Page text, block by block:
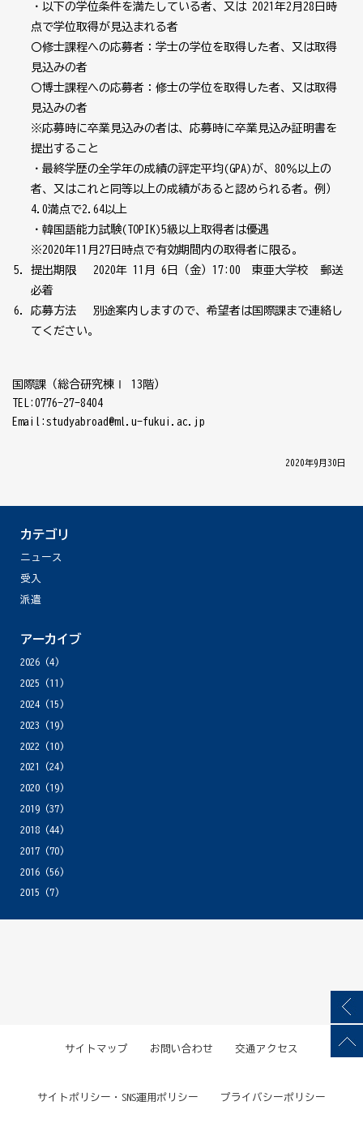
・以下の学位条件を満たしている者、又は 2021年2月28日時
点で学位取得が見込まれる者
〇修士課程への応募者：学士の学位を取得した者、又は取得
見込みの者
〇博士課程への応募者：修士の学位を取得した者、又は取得
見込みの者
※応募時に卒業見込みの者は、応募時に卒業見込み証明書を
提出すること
・最終学歴の全学年の成績の評定平均(GPA)が、80％以上の
者、又はこれと同等以上の成績があると認められる者。例）
4.0満点で2.64以上
・韓国語能力試験(TOPIK)5級以上取得者は優遇
※2020年11月27日時点で有効期間内の取得者に限る。
提出期限 2020年 11月 6日（金）17:00 東亜大学校 郵送
必着
応募方法 別途案内しますので、希望者は国際課まで連絡し
てください。
国際課（総合研究棟Ⅰ 13階）
TEL:0776-27-8404
Email:studyabroad@ml.u-fukui.ac.jp
│ 2020年9月30日 │
カテゴリ
ニュース
受入
派遣
アーカイブ
2026(4)
2025 (11)
2024(15)
2023 (19)
2022 (10)
2021
(24)
2020(19)
2019(37)
2018(44)
2017(70)
2016(56)
2015 (7)
サイトマップ お問い合わせ 交通アクセス
サイトポリシー・SNS運用ポリシー プライバシーポリシー